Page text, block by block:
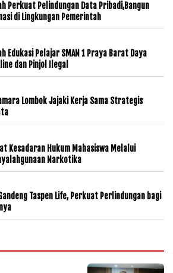
Perkuat Pelindungan Data Pribadi,Bangun
di Lingkungan Pemerintah
Edukasi Pelajar SMAN 1 Praya Barat Daya
dan Pinjol Ilegal
Lombok Jajaki Kerja Sama Strategis
Kesadaran Hukum Mahasiswa Melalui
Narkotika
Taspen Life, Perkuat Perlindungan bagi